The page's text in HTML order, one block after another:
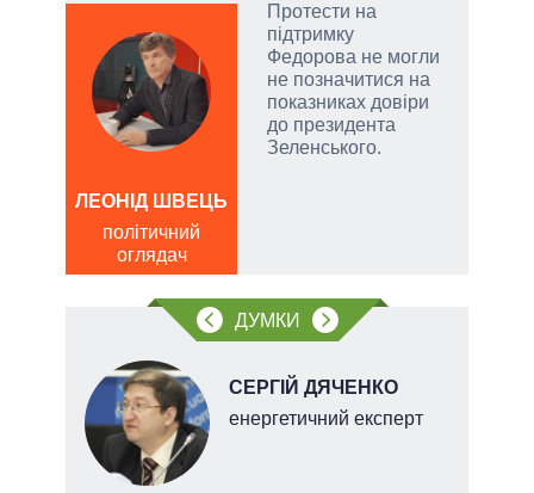
Протести на
підтримку
Федорова не могли
не позначитися на
показниках довіри
до президента
Зеленського.
ЛЕОНІД ШВЕЦЬ
політичний
оглядач
ДУМКИ
СЕРГІЙ ДЯЧЕНКО
енергетичний експерт